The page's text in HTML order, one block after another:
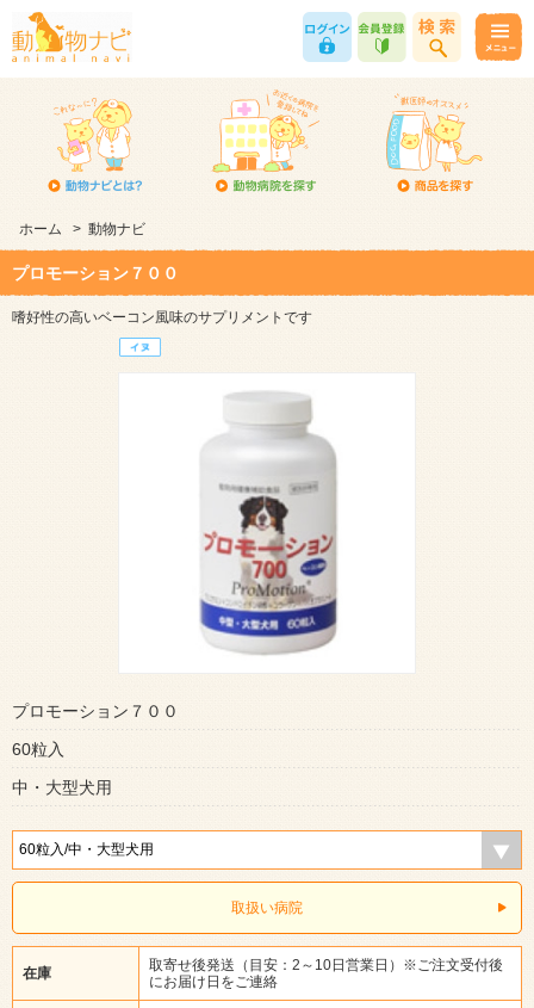
ホーム > 動物ナビ
プロモーション７００
嗜好性の高いベーコン風味のサプリメントです
プロモーション７００
60粒入
中・大型犬用
取扱い病院
在庫
取寄せ後発送（目安：2～10日営業日）※ご注文受付後
にお届け日をご連絡